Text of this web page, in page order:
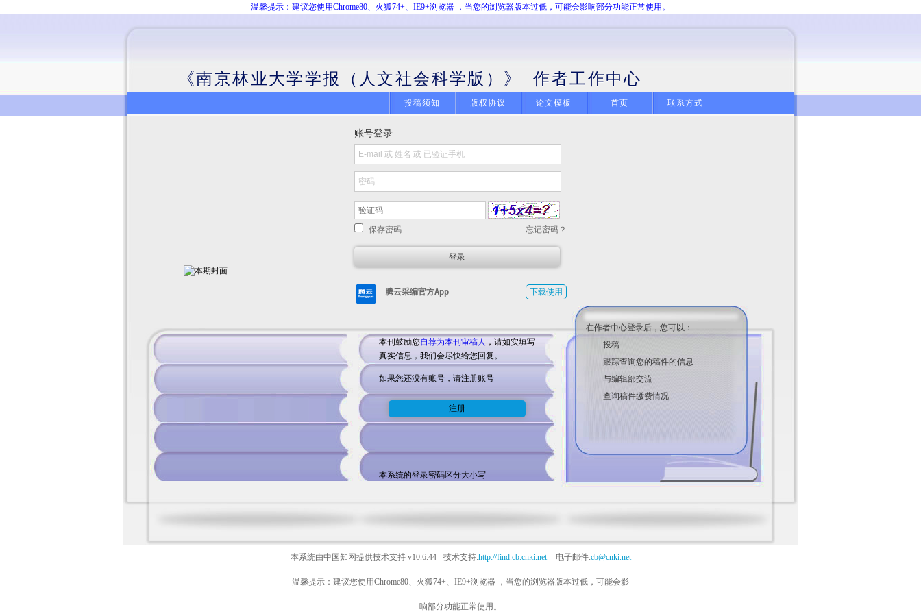
温馨提示：建议您使用Chrome80、火狐74+、IE9+浏览器 ，当您的浏览器版本过低，可能会影响部分功能正常使用。
《南京林业大学学报（人文社会科学版）》 作者工作中心
投稿须知 版权协议 论文模板 首页 联系方式
账号登录
保存密码 忘记密码？
腾云采编官方App 下载使用
本刊鼓励您自荐为本刊审稿人 ，请如实填写
真实信息，我们会尽快给您回复。
如果您还没有账号，请注册账号
本系统的登录密码区分大小写
在作者中心登录后，您可以：
投稿
跟踪查询您的稿件的信息
与编辑部交流
查询稿件缴费情况
本系统由中国知网提供技术支持v10.6.44 技术支持:http://find.cb.cnki.net 电子邮件:cb@cnki.net
温馨提示：建议您使用Chrome80、火狐74+、IE9+浏览器 ，当您的浏览器版本过低，可能会影
响部分功能正常使用。